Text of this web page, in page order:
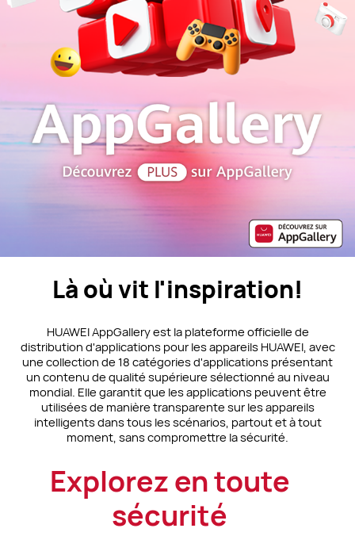
Là où vit l'inspiration!
HUAWEI AppGallery est la plateforme officielle de
distribution d'applications pour les appareils HUAWEI, avec
une collection de 18 catégories d'applications présentant
un contenu de qualité supérieure sélectionné au niveau
mondial. Elle garantit que les applications peuvent être
utilisées de manière transparente sur les appareils
intelligents dans tous les scénarios, partout et à tout
moment, sans compromettre la sécurité.
Explorez en toute
sécurité